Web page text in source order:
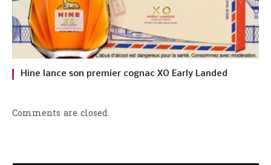
Hine lance son premier cognac XO Early Landed
Comments are closed.